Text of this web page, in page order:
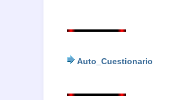
Auto_Cuestionario